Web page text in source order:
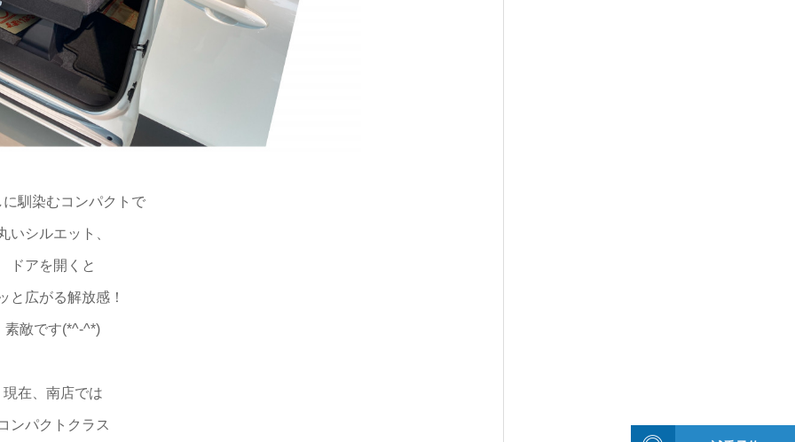
馴染むコンパクトで
いシルエット、
ドアを開くと
と広がる解放感！
素敵です(*^-^*)
現在、南店では
ンパクトクラス